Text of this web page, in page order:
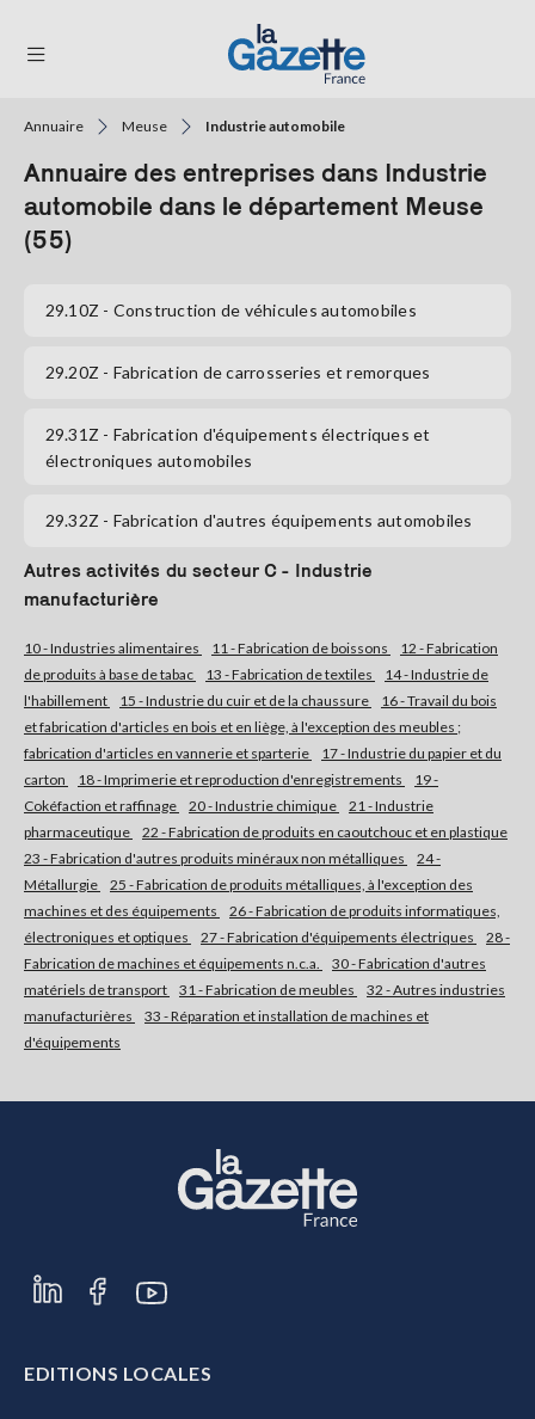
RÉGIONS
FORMATS
TENDANCES
LA
connecter
S'abonner
Annuaire Meuse Industrie automobile
Annuaire des entreprises dans Industrie
automobile dans le département Meuse
(55)
29.10Z - Construction de véhicules automobiles
29.20Z - Fabrication de carrosseries et remorques
29.31Z - Fabrication d'équipements électriques et
électroniques automobiles
29.32Z - Fabrication d'autres équipements automobiles
Autres activités du secteur C - Industrie
manufacturière
10 - Industries alimentaires 11 - Fabrication de boissons
12 - Fabrication
de produits à base de tabac
13 - Fabrication de textiles
14 - Industrie de
l'habillement
15 - Industrie du cuir et de la chaussure
16 - Travail du bois
et fabrication d'articles en bois et en liège, à l'exception des meubles ;
fabrication d'articles en vannerie et sparterie
17 - Industrie du papier et du
carton
18 - Imprimerie et reproduction d'enregistrements
19 -
Cokéfaction et raffinage
20 - Industrie chimique
21 - Industrie
pharmaceutique
22 - Fabrication de produits en caoutchouc et en plastique
23 - Fabrication d'autres produits minéraux non métalliques
24 -
Métallurgie
25 - Fabrication de produits métalliques, à l'exception des
machines et des équipements
26 - Fabrication de produits informatiques,
électroniques et optiques
27 - Fabrication d'équipements électriques
28 -
Fabrication de machines et équipements n.c.a.
30 - Fabrication d'autres
matériels de transport
31 - Fabrication de meubles
32 - Autres industries
manufacturières
33 - Réparation et installation de machines et
d'équipements
EDITIONS LOCALES